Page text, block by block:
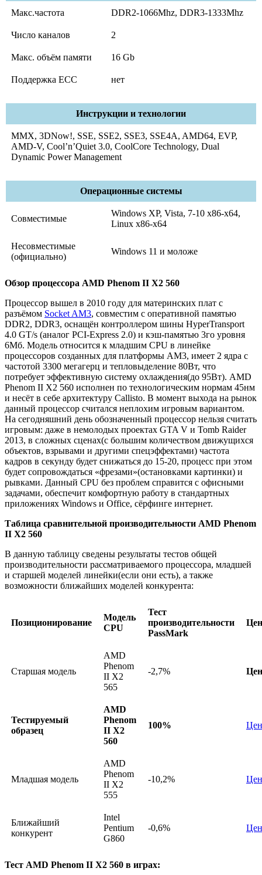
Макс.частота DDR2-1066Mhz, DDR3-1333Mhz
Число каналов 2
Макс. объём памяти 16 Gb
Поддержка ECC нет
Инструкции и технологии
MMX, 3DNow!, SSE, SSE2, SSE3, SSE4A, AMD64, EVP,
AMD-V, Cool’n’Quiet 3.0, CoolCore Technology, Dual
Dynamic Power Management
Операционные системы
Совместимые
Windows XP, Vista, 7-10 x86-x64,
Linux x86-x64
Несовместимые
(официально)
Windows 11 и моложе
Обзор процессора AMD Phenom II X2 560
Процессор вышел в 2010 году для материнских плат с
разъёмом Socket AM3, совместим с оперативной памятью
DDR2, DDR3, оснащён контроллером шины HyperTransport
4.0 GT/s (аналог PCI-Express 2.0) и кэш-памятью 3го уровня
6Мб. Модель относится к младшим CPU в линейке
процессоров созданных для платформы AM3, имеет 2 ядра с
частотой 3300 мегагерц и тепловыделение 80Вт, что
потребует эффективную систему охлаждения(до 95Вт). AMD
Phenom II X2 560 исполнен по технологическим нормам 45нм
и несёт в себе архитектуру Callisto. В момент выхода на рынок
данный процессор считался неплохим игровым вариантом.
На сегодняшний день обозначенный процессор нельзя считать
игровым: даже в немолодых проектах GTA V и Tomb Raider
2013, в сложных сценах(с большим количеством движущихся
объектов, взрывами и другими спецэффектами) частота
кадров в секунду будет снижаться до 15-20, процесс при этом
будет сопровождаться «фрезами»(остановками картинки) и
рывками. Данный CPU без проблем справится с офисными
задачами, обеспечит комфортную работу в стандартных
приложениях Windows и Office, сёрфинге интернет.
Таблица сравнительной производительности AMD Phenom
II X2 560
В данную таблицу сведены результаты тестов общей
производительности рассматриваемого процессора, младшей
и старшей моделей линейки(если они есть), а также
возможности ближайших моделей конкурента:
Позиционирование
Модель
CPU
Тест
производительности
PassMark
Старшая модель
AMD
Phenom
II X2
565
-2,7%
Тестируемый
образец
AMD
Phenom
II X2
560
100%
Младшая модель
AMD
Phenom
II X2
555
-10,2%
Ближайший
конкурент
Intel
Pentium
G860
-0,6%
Тест AMD Phenom II X2 560 в играх: